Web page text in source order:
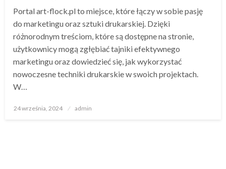
Portal art-flock.pl to miejsce, które łączy w sobie pasję
do marketingu oraz sztuki drukarskiej. Dzięki
różnorodnym treściom, które są dostępne na stronie,
użytkownicy mogą zgłębiać tajniki efektywnego
marketingu oraz dowiedzieć się, jak wykorzystać
nowoczesne techniki drukarskie w swoich projektach.
W…
Opublikowane
24 września, 2024 admin